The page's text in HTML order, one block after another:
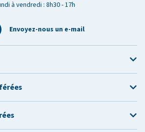
à vendredi : 8h30 - 17h
Envoyez-nous un e-mail